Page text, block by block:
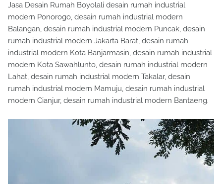
Jasa Desain Rumah Boyolali desain rumah industrial
modern Ponorogo, desain rumah industrial modern
Balangan, desain rumah industrial modern Puncak, desain
rumah industrial modern Jakarta Barat, desain rumah
industrial modern Kota Banjarmasin, desain rumah industrial
modern Kota Sawahlunto, desain rumah industrial modern
Lahat, desain rumah industrial modern Takalar, desain
rumah industrial modern Mamuju, desain rumah industrial
modern Cianjur, desain rumah industrial modern Bantaeng.